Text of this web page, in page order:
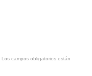
Los campos obligatorios están